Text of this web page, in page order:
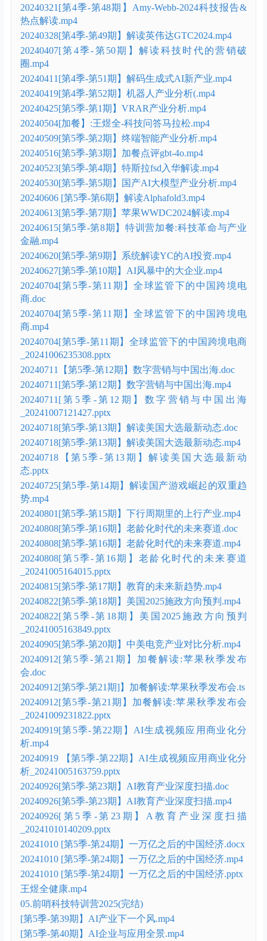
20240321[第4季-第48期】Amy-Webb-2024科技报告&
热点解读.mp4
20240328[第4季-第49期】解读英伟达GTC2024.mp4
20240407[第4季-第50期】解读科技时代的营销破
圈.mp4
20240411[第4季-第51期】解码生成式AI新产业.mp4
20240419[第4季-第52期】机器人产业分析(.mp4
20240425[第5季-第1期】VRAR产业分析.mp4
20240504[加餐】:王煜全-科技问答马拉松.mp4
20240509[第5季-第2期】终端智能产业分析.mp4
20240516[第5季-第3期】加餐点评gbt-4o.mp4
20240523[第5季-第4期】特斯拉fsd入华解读.mp4
20240530[第5季-第5期】国产AI大模型产业分析.mp4
20240606 [第5季-第6期】解读Alphafold3.mp4
20240613[第5季-第7期】苹果WWDC2024解读.mp4
20240615[第5季-第8期】特训营加餐:科技革命与产业
金融.mp4
20240620[第5季-第9期】系统解读YC的AI投资.mp4
20240627[第5季-第10期】AI风暴中的大企业.mp4
20240704[第5季-第11期】全球监管下的中国跨境电
商.doc
20240704[第5季-第11期】全球监管下的中国跨境电
商.mp4
20240704[第5季-第11期】全球监管下的中国跨境电商
_20241006235308.pptx
20240711【第5季-第12期】数字营销与中国出海.doc
20240711[第5季-第12期】数字营销与中国出海.mp4
20240711[第5季-第12期】数字营销与中国出海
_20241007121427.pptx
20240718[第5季-第13期】解读美国大选最新动态.doc
20240718[第5季-第13期】解读美国大选最新动态.mp4
20240718【第5季-第13期】解读美国大选最新动
态.pptx
20240725[第5季-第14期】解读国产游戏崛起的双重趋
势.mp4
20240801[第5季-第15期】下行周期里的上行产业.mp4
20240808[第5季-第16期】老龄化时代的未来赛道.doc
20240808[第5季-第16期】老龄化时代的未来赛道.mp4
20240808[第5季-第16期】老龄化时代的未来赛道
_20241005164015.pptx
20240815[第5季-第17期】教育的未来新趋势.mp4
20240822[第5季-第18期】美国2025施政方向预判.mp4
20240822[第5季-第18期】美国2025施政方向预判
_20241005163849.pptx
20240905[第5季-第20期】中美电竞产业对比分析.mp4
20240912[第5季-第21期】加餐解读:苹果秋季发布
会.doc
20240912[第5季-第21期]】加餐解读:苹果秋季发布会.ts
20240912[第5季-第21期】加餐解读:苹果秋季发布会
_20241009231822.pptx
20240919[第5季-第22期】AI生成视频应用商业化分
析.mp4
20240919 【第5季-第22期】AI生成视频应用商业化分
析_20241005163759.pptx
20240926[第5季-第23期】AI教育产业深度扫描.doc
20240926[第5季-第23期】AI教育产业深度扫描.mp4
20240926[第5季-第23期】A教育产业深度扫描
_20241010140209.pptx
20241010 [第5季-第24期】一万亿之后的中国经济.docx
20241010 [第5季-第24期】一万亿之后的中国经济.mp4
20241010 [第5季-第24期】一万亿之后的中国经济.pptx
王煜全健康.mp4
05.前哨科技特训营2025(完结)
[第5季-第39期】AI产业下一个风.mp4
[第5季-第40期】AI企业与应用全景.mp4